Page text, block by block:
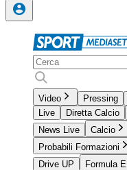
Video Pressing
Live
Diretta Calcio
News Live
Calcio
Probabili Formazioni
Drive UP
Formula E